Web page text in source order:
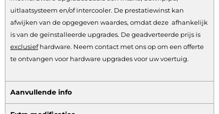
uitlaatsysteem en/of intercooler. De prestatiewinst kan
afwijken van de opgegeven waardes, omdat deze afhankelijk
is van de geïnstalleerde upgrades. De geadverteerde prijs is
exclusiefhardware. Neem contact met ons op om een offerte
te ontvangen voor hardware upgrades voor uw voertuig.
Aanvullende info